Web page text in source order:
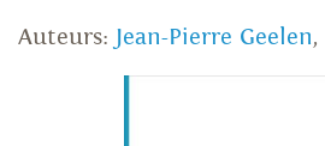
Auteurs: Jean-Pierre Geelen,